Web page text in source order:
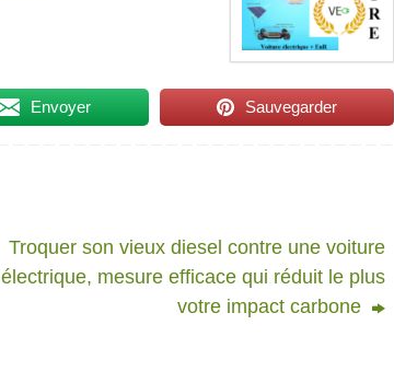
Envoyer Sauvegarder
Troquer son vieux diesel contre une voiture
électrique, mesure efficace qui réduit le plus
votre impact carbone